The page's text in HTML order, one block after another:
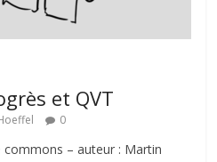
et QVT
0
– auteur : Martin